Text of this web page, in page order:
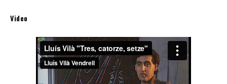
Video